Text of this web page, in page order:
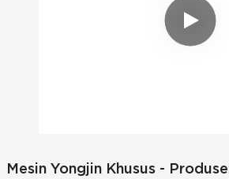
Mesin Yongjin Khusus -